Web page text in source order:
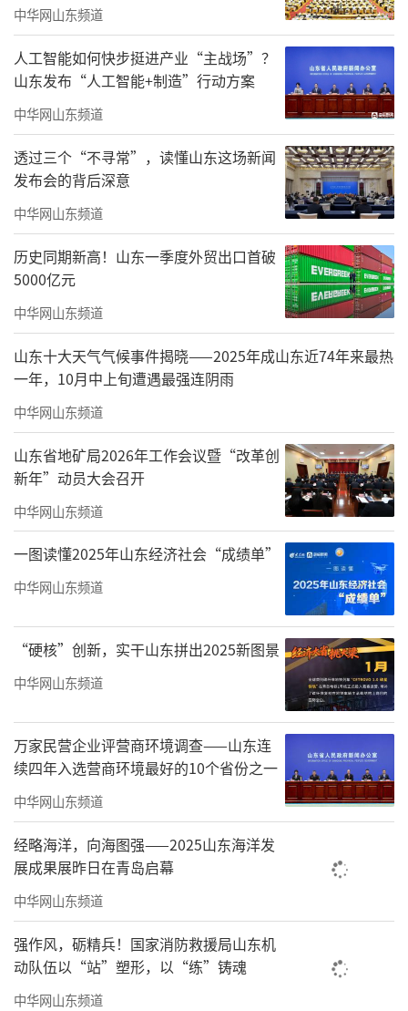
岁，于1995年7月参加工作，成都理工学院勘察
与机电工程系勘察工程专业、新加坡南洋理工
大学管理经济学专业毕业，大学学历，理学硕
士。
他曾长期在重庆任职，共在重庆工作了23
年，历任重庆市供销合作总社合作指导处处
长、重庆市商委副主任、重庆两江新区管委会
副主任、重庆市渝北区区长等职务。
2016年9月，赖蛟任重庆市忠县县委书记，
是重庆当时为数不多的“70后”区县党委书记
之一，2019年12月底，忠县还入选了全国农村
创新创业典型县。
2020年3月，赖蛟首次跨省履新，成为宁夏
自治区政府首位“70后”副主席，负责商务、
文化旅游、外事、市场管理等工作。
据报道，今年7月，赖蛟还去往宁夏艺术职
业学院讲授党史学习教育专题党课。
他表示，要以新思路推动文旅产业高质量
发展，以“两晒一促”大幅提升宁夏知名度美
誉度，以招商引资为文旅产业发展注入新动
能。紧跟时代潮流，运用短视频、直播等大家
喜闻乐见的新方式、新媒介，宣传推介宁夏文
化旅游资源。紧紧抓住大西北旅游逐
中华网山东频道
人工智能如何快步挺进产业“主战场”？
山东发布“人工智能+制造”行动方案
中华网山东频道
透过三个“不寻常”，读懂山东这场新闻
发布会的背后深意
中华网山东频道
历史同期新高！山东一季度外贸出口首破
5000亿元
中华网山东频道
山东十大天气气候事件揭晓——2025年成山东近74年来最热
一年，10月中上旬遭遇最强连阴雨
中华网山东频道
山东省地矿局2026年工作会议暨“改革创
新年”动员大会召开
中华网山东频道
一图读懂2025年山东经济社会“成绩单”
中华网山东频道
“硬核”创新，实干山东拼出2025新图景
中华网山东频道
万家民营企业评营商环境调查——山东连
续四年入选营商环境最好的10个省份之一
中华网山东频道
经略海洋，向海图强——2025山东海洋发
展成果展昨日在青岛启幕
中华网山东频道
强作风，砺精兵！国家消防救援局山东机
动队伍以“站”塑形，以“练”铸魂
中华网山东频道